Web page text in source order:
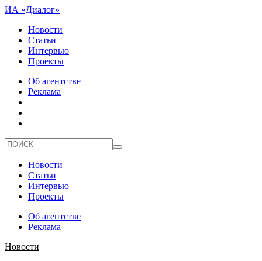
ИА «Диалог»
Новости
Статьи
Интервью
Проекты
Об агентстве
Реклама
Новости
Статьи
Интервью
Проекты
Об агентстве
Реклама
Новости